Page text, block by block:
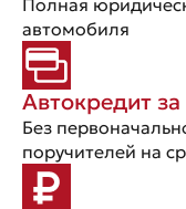
Полная
автомобиля
Автокредит
Без
поручителей на